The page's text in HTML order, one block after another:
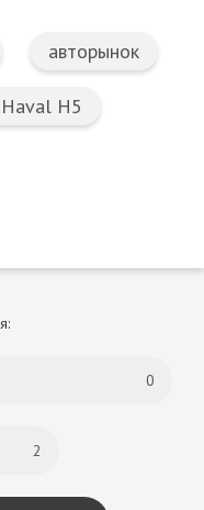
авторынок
Haval H5
0
2